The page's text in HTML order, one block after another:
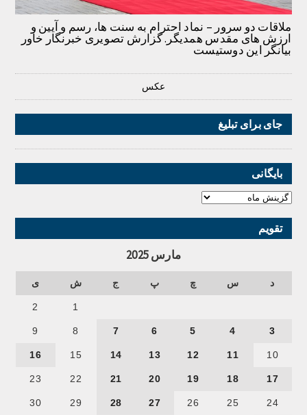
ملاقات دو سرور – نماد احترام به سنت ها، رسم و آیین و
ارزش های مقدس همدیگر. گزارش تصویری خبرنگار خاور
بیانگر این دوستیست
عکس
جای برای تبلیغ
بایگانی
تقویم
مارس 2025
د س چ پ ج ش ی
1
2
3
4
5
6
7
8
9
10
11
12
13
14
15
16
17
18
19
20
21
22
23
24
25
26
27
28
29
30